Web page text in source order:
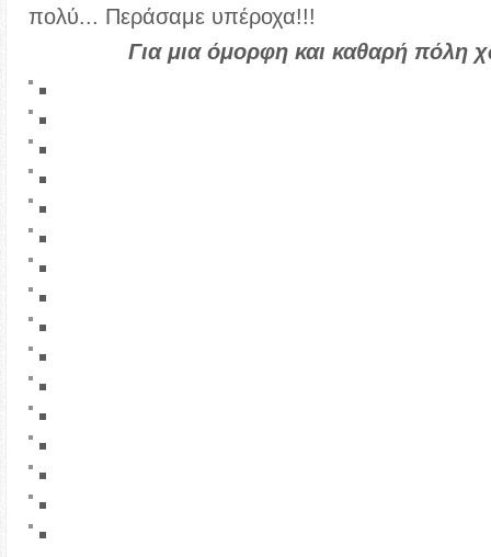
πολύ... Περάσαμε υπέροχα!!!
Για μια όμορφη και καθαρή πόλη